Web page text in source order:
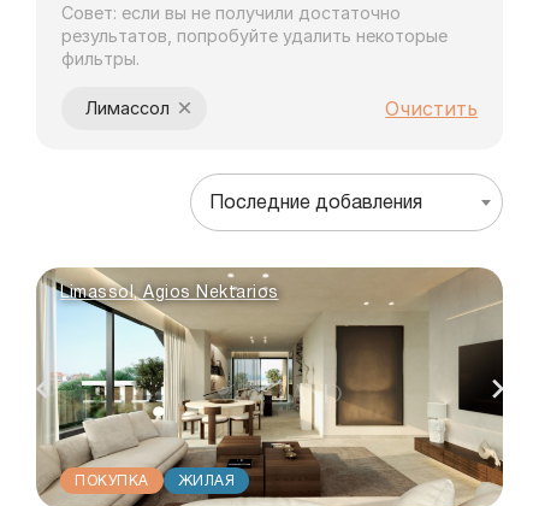
Совет: если вы не получили достаточно
результатов, попробуйте удалить некоторые
фильтры.
Лимассол × Очистить
Последние добавления
Limassol, Agios Nektarios
ПОКУПКА ЖИЛАЯ